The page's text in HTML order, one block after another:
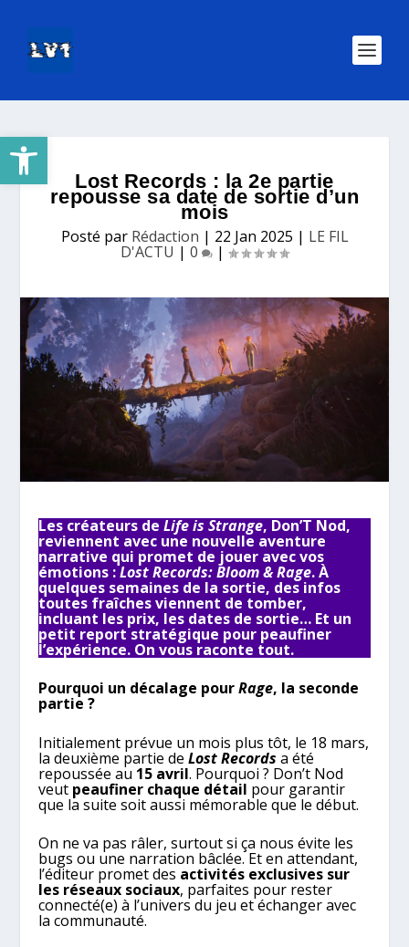
Ouvrir la barre d’outils
Lost Records : la 2e partie
repousse sa date de sortie d’un
mois
Posté par Rédaction | 22 Jan 2025 | LE FIL
D'ACTU | 0 |
Les créateurs deLife is Strange, Don’T Nod,
reviennent avec une nouvelle aventure
narrative qui promet de jouer avec vos
émotions :Lost Records: Bloom & Rage. À
quelques semaines de la sortie, des infos
toutes fraîches viennent de tomber,
incluant les prix, les dates de sortie… Et un
petit report stratégique pour peaufiner
l’expérience. On vous raconte tout.
Pourquoi un décalage pourRage, la seconde
partie ?
Initialement prévue un mois plus tôt, le 18 mars,
la deuxième partie deLost Records a été
repoussée au 15 avril. Pourquoi ? Don’t Nod
veut peaufiner chaque détail pour garantir
que la suite soit aussi mémorable que le début.
On ne va pas râler, surtout si ça nous évite les
bugs ou une narration bâclée. Et en attendant,
l’éditeur promet des activités exclusives sur
les réseaux sociaux, parfaites pour rester
connecté(e) à l’univers du jeu et échanger avec
la communauté.